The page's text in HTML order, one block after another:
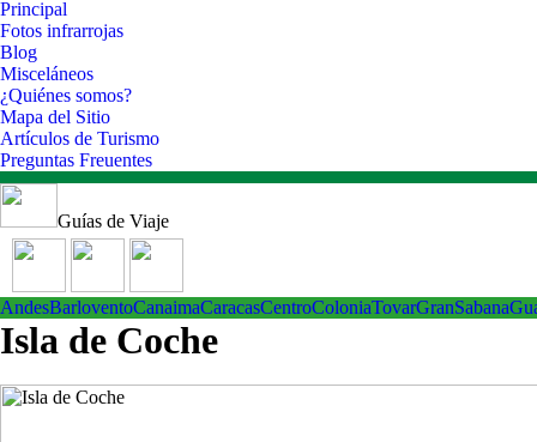
Principal
Fotos infrarrojas
Blog
Misceláneos
¿Quiénes somos?
Mapa del Sitio
Artículos de Turismo
Preguntas Freuentes
Guías de Viaje
AndesBarloventoCanaimaCaracasCentroColoniaTovarGranSabana
Isla de Coche